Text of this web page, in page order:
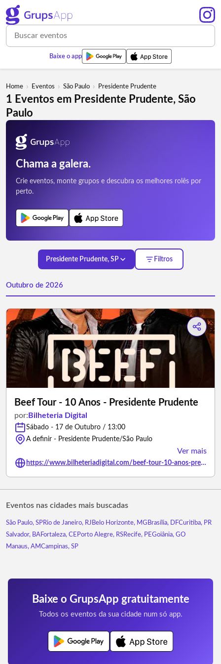
Baixe o app
Home › Eventos › São Paulo › Presidente Prudente
1 Eventos em Presidente Prudente, São
Paulo
Chama a galera.
Crie eventos, monte grupos e descubra os melhores rolês por
perto.
Presidente Prudente, SP Filtros
Outubro de 2026
Beef Tour - 10 Anos - Presidente Prudente
por: Bilheteria Digital
Sábado - 17 de Outubro / 13:00
A definir - Presidente Prudente/São Paulo
Ver mais
https://www.bilheteriadigital.com/beef-tour-10-anos-presidente-prudente-17-de-outubro
Eventos nas cidades mais buscadas
São Paulo, SPRio de Janeiro, RJ Belo Horizonte, MG Brasília, DFCuritiba, PR
Salvador, BAFortaleza, CE Porto Alegre, RSRecife, PEGoiânia, GO
Manaus, AMCampinas, SP
Baixe o GrupsApp gratuitamente
Todos os eventos da sua cidade num só app.